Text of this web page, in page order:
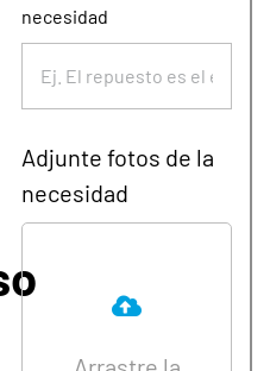
necesidad
Adjunte fotos de la
necesidad